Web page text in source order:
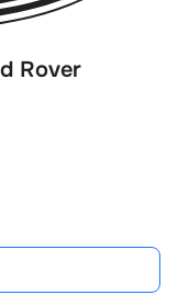
Rover